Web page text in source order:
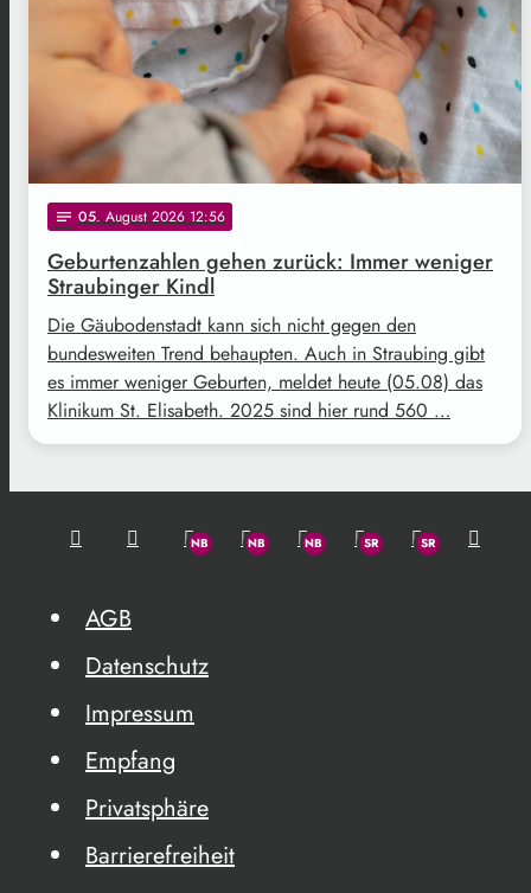
notes 05. August 2026 12:56
Geburtenzahlen gehen zurück: Immer weniger
Straubinger Kindl
Die Gäubodenstadt kann sich nicht gegen den
bundesweiten Trend behaupten. Auch in Straubing gibt
es immer weniger Geburten, meldet heute (05.08) das
Klinikum St. Elisabeth. 2025 sind hier rund 560 …
AGB
Datenschutz
Impressum
Empfang
Privatsphäre
Barrierefreiheit